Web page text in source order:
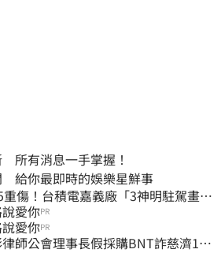
所有消息一手掌握！
給你最即時的娛樂星鮮事
傷！台積電嘉義廠「3神明駐駕畫面
愛你PR
愛你PR
師公會理事長假採購BNT詐慈濟10